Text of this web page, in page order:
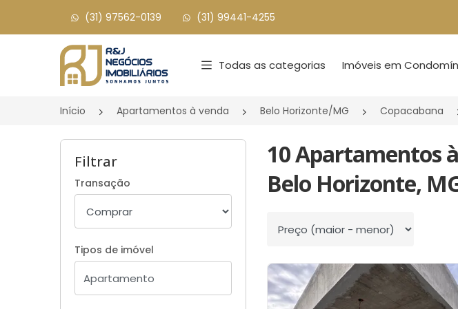
(31) 97562-0139 (31) 99441-4255
Página inicial
Todas as categorias Imóveis em
Início Apartamentos à venda Belo Horizonte/MG Copacabana
Filtrar
Transação
Tipos de imóvel
10 Apartamentos
Belo Horizonte,
Ordenar por